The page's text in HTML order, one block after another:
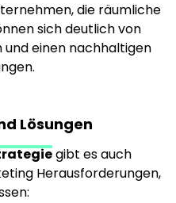
die räumliche
sich deutlich von
einen nachhaltigen
Lösungen
gibt es auch
Herausforderungen,